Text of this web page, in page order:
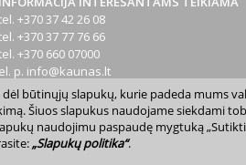
+370 37 42 26 08
+370 37 77 76 66
+370 660 07000
el. p. info@kaunas.lt
www.kaunas.lt skelbiamą informaciją
būtinųjų slapukų, kurie padeda mums
Šiuos slapukus naudojame siekdami
naudojimu paspaudę mygtuką
„Slapukų politika“.